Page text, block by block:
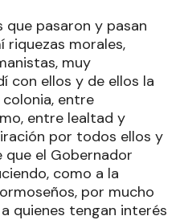
que pasaron y pasan
riquezas morales,
muy
con ellos y de ellos la
entre
entre lealtad y
por todos ellos y
el Gobernador
como a la
por mucho
quienes tengan interés